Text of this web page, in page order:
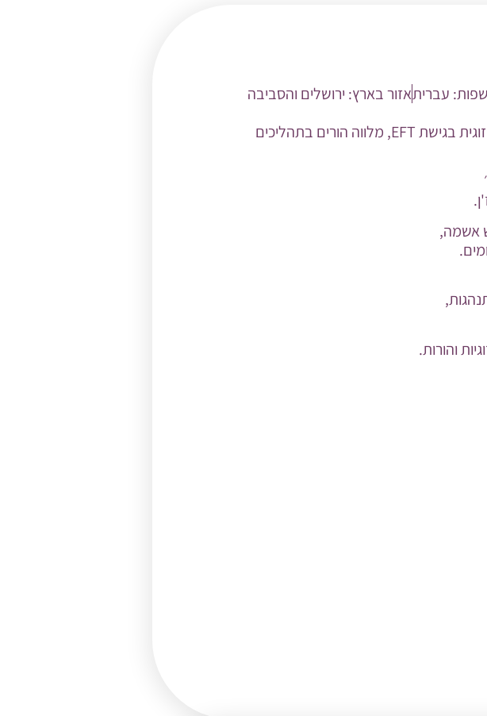
שפות: עבריתאזור בארץ: ירושלים והסביבה
נעים מאוד אני לילך גולן, עו״ס, מדריכת הורים מוסמכת ויועצת זוגית בגישת EFT, מלווה הורים בתהליכים
אשמה,
והורות.